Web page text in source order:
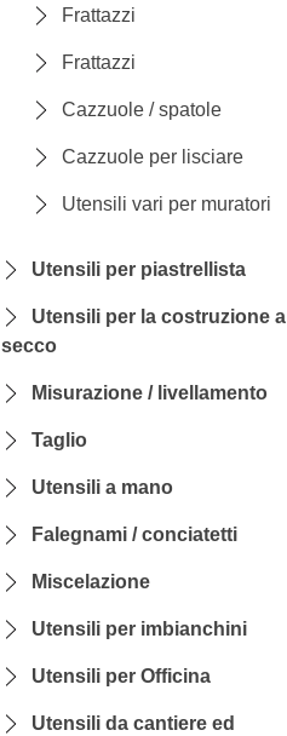
Frattazzi
Frattazzi
Cazzuole / spatole
Cazzuole per lisciare
Utensili vari per muratori
Utensili per piastrellista
Utensili per la costruzione a
secco
Misurazione / livellamento
Taglio
Utensili a mano
Falegnami / conciatetti
Miscelazione
Utensili per imbianchini
Utensili per Officina
Utensili da cantiere ed